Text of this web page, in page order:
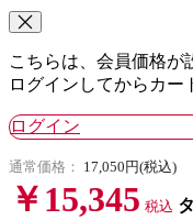
こちらは、会員価格が
ログインしてからカー
ログイン
通常価格： 17,050円(税込)
￥15,345 税込